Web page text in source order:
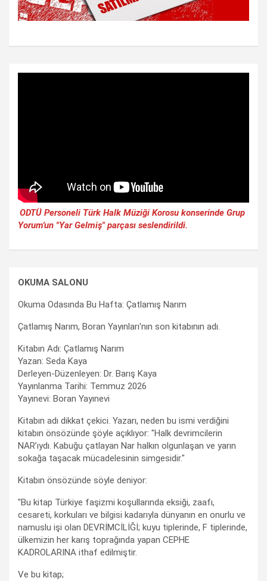
ODTÜ Personeli Türk Halk Müziği Korosu konserinde Grup
Yorum'un "Yar Gelmiş" parçası seslendirildi.
OKUMA SALONU
Okuma Odasında Bu Hafta: Çatlamış Narım
Çatlamış Narım, Boran Yayınları'nın son kitabının adı.
Kitabın Adı: Çatlamış Narım
Yazan: Seda Kaya
Derleyen-Düzenleyen: Dr. Barış Kaya
Yayınlanma Tarihi: Temmuz 2026
Yayınevi: Boran Yayınevi
Kitabın adı dikkat çekici. Yazarı, neden bu ismi verdiğini
kitabın önsözünde şöyle açıklıyor: "Halk devrimcilerin
NAR’ıydı. Kabuğu çatlayan Nar halkın olgunlaşan ve yarın
sokağa taşacak mücadelesinin simgesidir."
Kitabın önsözünde söyle deniyor:
"Bu kitap Türkiye faşizmi koşullarında eksiği, zaafı,
cesareti, korkuları ve bilgisi kadarıyla dünyanın en onurlu ve
namuslu işi olan DEVRİMCİLİĞİ; kuyu tiplerinde, F tiplerinde,
ülkemizin her karış toprağında yapan CEPHE
KADROLARINA ithaf edilmiştir.
Ve bu kitap;